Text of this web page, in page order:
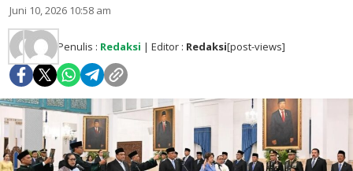
Juni 10, 2026 10:58 am
Penulis : Redaksi | Editor : Redaksi[post-views]